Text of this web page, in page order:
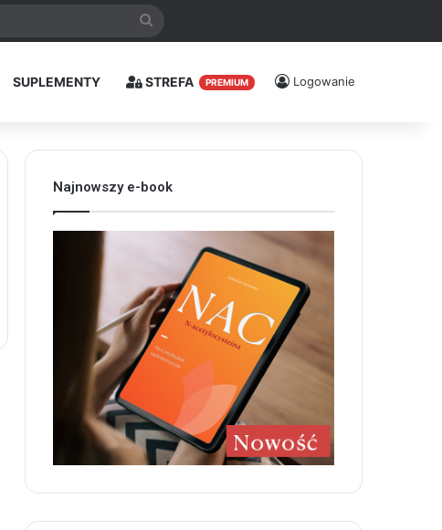
SUPLEMENTY STREFA PREMIUM Logowanie
Najnowszy e-book